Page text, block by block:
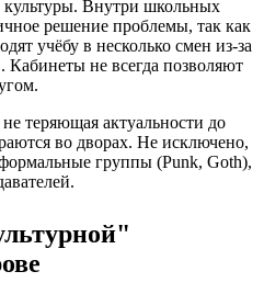
Внутри школьных
решение проблемы, так как
учёбу в несколько смен из-за
Кабинеты не всегда позволяют
теряющая актуальности до
во дворах. Не исключено,
группы (Punk, Goth),